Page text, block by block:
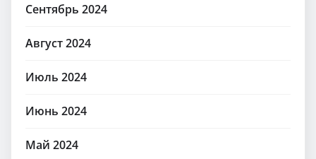
Сентябрь 2024
Август 2024
Июль 2024
Июнь 2024
Май 2024